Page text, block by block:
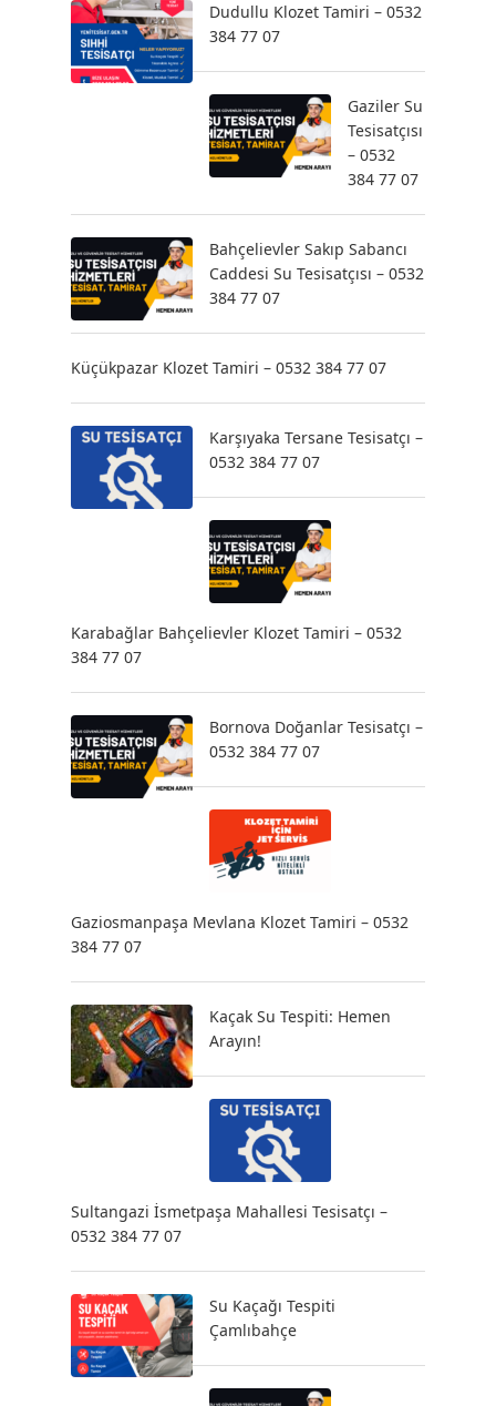
Dudullu Klozet Tamiri – 0532
384 77 07
Gaziler Su
Tesisatçısı
– 0532
384 77 07
Bahçelievler Sakıp Sabancı
Caddesi Su Tesisatçısı – 0532
384 77 07
Küçükpazar Klozet Tamiri – 0532 384 77 07
Karşıyaka Tersane Tesisatçı –
0532 384 77 07
Karabağlar Bahçelievler Klozet Tamiri – 0532
384 77 07
Bornova Doğanlar Tesisatçı –
0532 384 77 07
Gaziosmanpaşa Mevlana Klozet Tamiri – 0532
384 77 07
Kaçak Su Tespiti: Hemen
Arayın!
Sultangazi İsmetpaşa Mahallesi Tesisatçı –
0532 384 77 07
Su Kaçağı Tespiti
Çamlıbahçe